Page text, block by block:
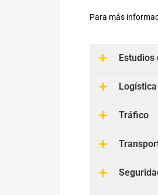
Para más
Estudios
Logística
Tráfico